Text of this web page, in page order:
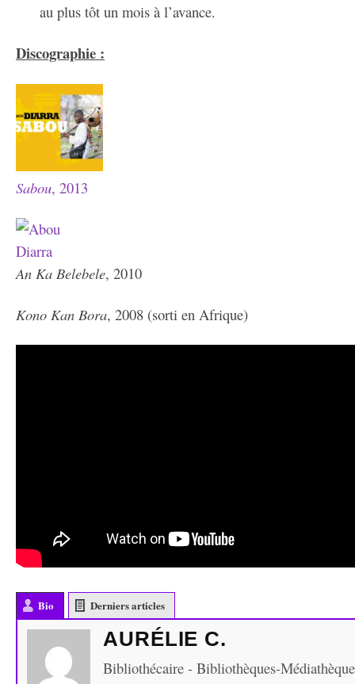
au plus tôt un mois à l’avance.
Discographie :
Sabou, 2013
An Ka Belebele, 2010
Kono Kan Bora, 2008 (sorti en Afrique)
Bio Derniers articles
AURÉLIE C.
Bibliothécaire - Bibliothèques-